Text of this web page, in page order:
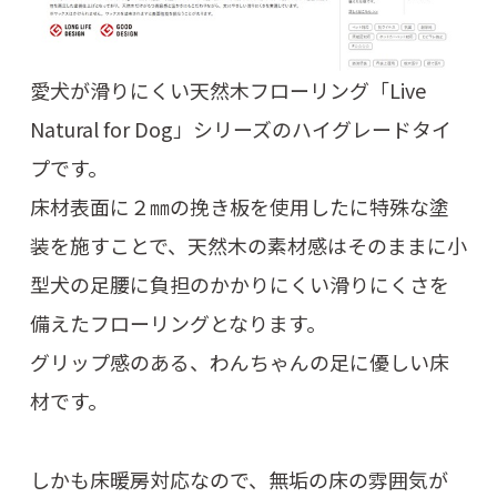
愛犬が滑りにくい天然木フローリング「Live
Natural for Dog」シリーズのハイグレードタイ
プです。
床材表面に２㎜の挽き板を使用したに特殊な塗
装を施すことで、天然木の素材感はそのままに小
型犬の足腰に負担のかかりにくい滑りにくさを
備えたフローリングとなります。
グリップ感のある、わんちゃんの足に優しい床
材です。
しかも床暖房対応なので、無垢の床の雰囲気が